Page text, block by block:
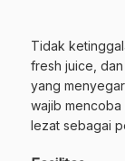
Tidak
fresh juice,
yang
wajib
lezat sebagai